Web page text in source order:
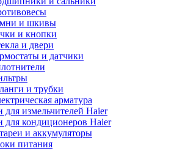
и шкивы
и кнопки
и двери
и датчики
и трубки
арматура
для измельчителей Haier
для кондиционеров Haier
и аккумуляторы
питания